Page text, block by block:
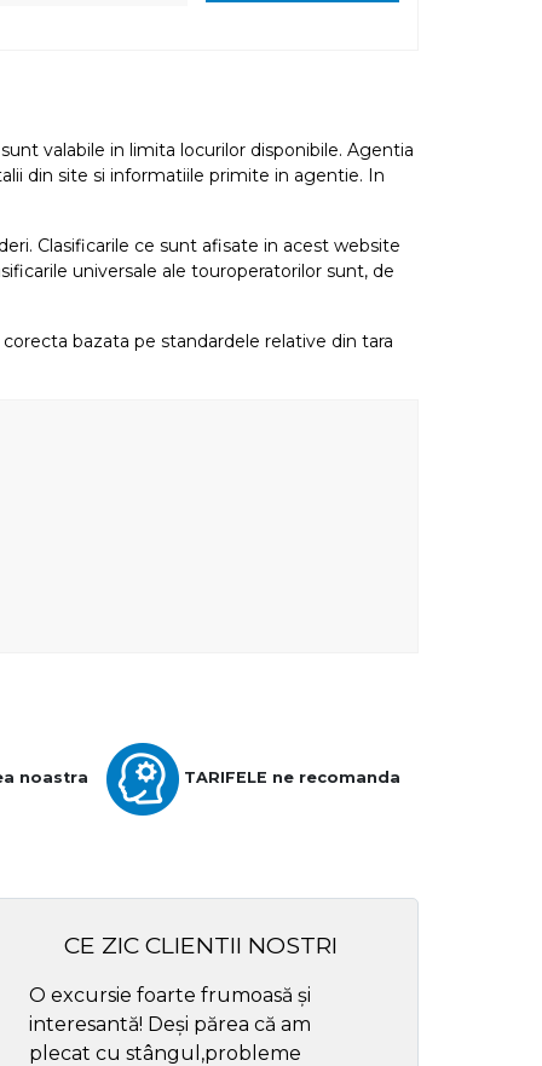
valabile in limita locurilor disponibile. Agentia
din site si informatiile primite in agentie. In
Clasificarile ce sunt afisate in acest website
universale ale touroperatorilor sunt, de
bazata pe standardele relative din tara
noastra TARIFELE ne recomanda
CE ZIC CLIENTII NOSTRI
O excursie foarte frumoasă și
interesantă! Deși părea că am
plecat cu stângul,probleme